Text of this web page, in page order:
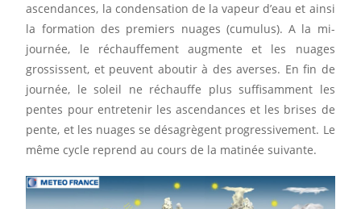
ascendances, la condensation de la vapeur d’eau et ainsi
la formation des premiers nuages (cumulus). A la mi-
journée, le réchauffement augmente et les nuages
grossissent, et peuvent aboutir à des averses. En fin de
journée, le soleil ne réchauffe plus suffisamment les
pentes pour entretenir les ascendances et les brises de
pente, et les nuages se désagrègent progressivement. Le
même cycle reprend au cours de la matinée suivante.